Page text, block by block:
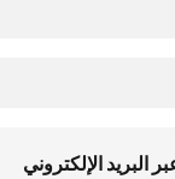
الإلكتروني